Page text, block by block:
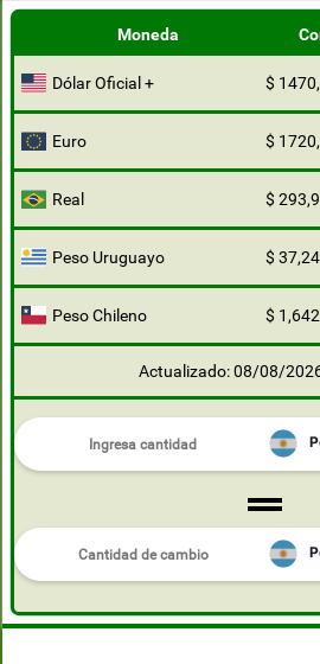
Moneda
Dólar Oficial + $
Euro $
Real $
Peso Uruguayo $
Peso Chileno $ 1,642
Actualizado: 08/08/